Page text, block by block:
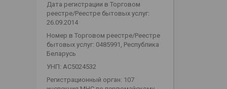
Дата регистрации в Торговом
реестре/Реестре бытовых услуг:
26.09.2014
Номер в Торговом реестре/Реестре
бытовых услуг: 0485991, Республика
Беларусь
УНП: АС5024532
Регистрационный орган: 107